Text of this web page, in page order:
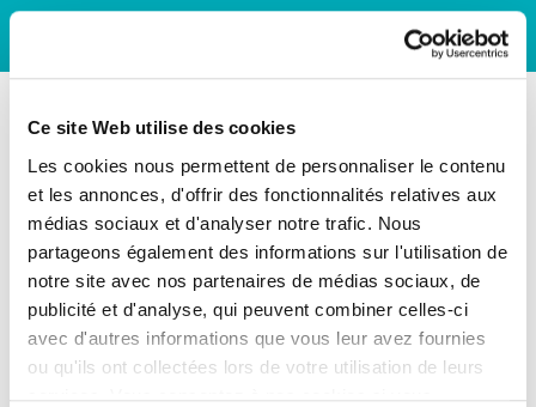
Ce site Web utilise des cookies
Les cookies nous permettent de personnaliser le contenu
et les annonces, d'offrir des fonctionnalités relatives aux
médias sociaux et d'analyser notre trafic. Nous
partageons également des informations sur l'utilisation de
notre site avec nos partenaires de médias sociaux, de
publicité et d'analyse, qui peuvent combiner celles-ci
avec d'autres informations que vous leur avez fournies
ou qu'ils ont collectées lors de votre utilisation de leurs